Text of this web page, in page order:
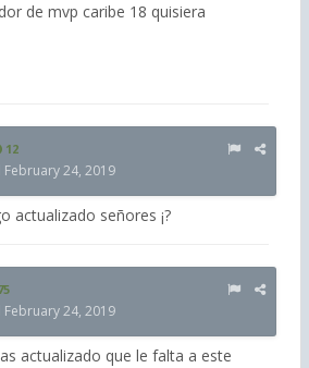
de mvp caribe 18 quisiera
12
February 24, 2019
actualizado señores ¡?
February 24, 2019
actualizado que le falta a este